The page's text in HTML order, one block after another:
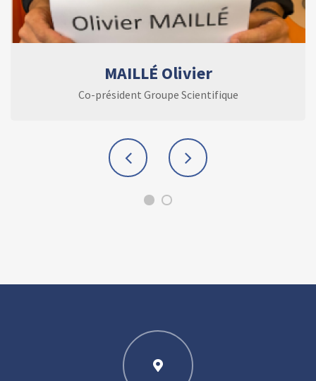
MAILLÉ Olivier
Co-président Groupe Scientifique